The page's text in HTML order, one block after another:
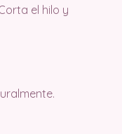
el hilo y